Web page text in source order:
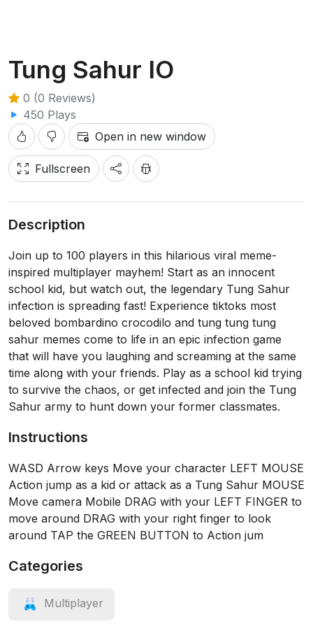
Tung Sahur IO
0 (0 Reviews)
450 Plays
Open in new window
Fullscreen
Description
Join up to 100 players in this hilarious viral meme-
inspired multiplayer mayhem! Start as an innocent
school kid, but watch out, the legendary Tung Sahur
infection is spreading fast! Experience tiktoks most
beloved bombardino crocodilo and tung tung tung
sahur memes come to life in an epic infection game
that will have you laughing and screaming at the same
time along with your friends. Play as a school kid trying
to survive the chaos, or get infected and join the Tung
Sahur army to hunt down your former classmates.
Instructions
WASD Arrow keys Move your character LEFT MOUSE
Action jump as a kid or attack as a Tung Sahur MOUSE
Move camera Mobile DRAG with your LEFT FINGER to
move around DRAG with your right finger to look
around TAP the GREEN BUTTON to Action jum
Categories
Multiplayer